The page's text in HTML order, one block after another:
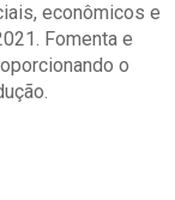
econômicos e
Fomenta e
o